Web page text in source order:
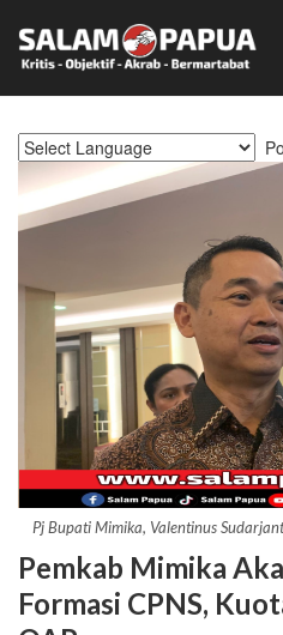
Pj Bupati Mimika, Valentinus
Pemkab Mimika
Formasi CPNS,